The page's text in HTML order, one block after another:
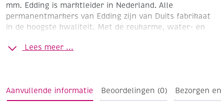
mm. Edding is marktleider in Nederland. Alle
permanentmarkers van Edding zijn van Duits fabrikaat
in de hoogste kwaliteit. Met de reukarme, water- en
ondergronden beschreven worden.
Lees meer ...
Aanvullende informatie Beoordelingen (0) Bezorgen